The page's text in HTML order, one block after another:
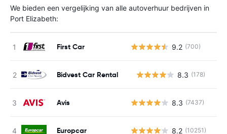
We bieden een vergelijking van alle autoverhuur bedrijven in
Port Elizabeth:
First Car 9.2 (700)
Bidvest Car Rental 8.3 (178)
Avis 8.3 (7437)
Europcar 8.2 (10251)